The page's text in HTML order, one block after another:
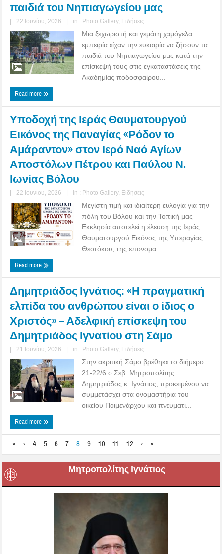
παιδιά του Νηπιαγωγείου μας
| 22 Ιουνίου, 2026 | in : Photo Gallery, Ειδήσεις
Μια ξεχωριστή και γεμάτη χαμόγελα
εμπειρία είχαν την ευκαιρία να ζήσουν τα
παιδιά του Νηπιαγωγείου μας κατά την
επίσκεψή τους στις εγκαταστάσεις της
Ακαδημίας ποδοσφαίρου...
Read more
Υποδοχή της Ιεράς Θαυματουργού
Εικόνος της Παναγίας «Ρόδον το
Αμάραντον» στον Ιερό Ναό Αγίων
Αποστόλων Πέτρου και Παύλου Ν.
Ιωνίας Βόλου
| 22 Ιουνίου, 2026 | in : Photo Gallery, Ειδήσεις
Μεγίστη τιμή και ιδιαίτερη ευλογία για την
πόλη του Βόλου και την Τοπική μας
Εκκλησία αποτελεί η έλευση της Ιεράς
Θαυματουργού Εικόνος της Υπεραγίας
Θεοτόκου, της επονομα...
Read more
Δημητριάδος Ιγνάτιος: «Η πραγματική
ελπίδα του ανθρώπου είναι ο ίδιος ο
Χριστός» – Αδελφική επίσκεψη του
Δημητριάδος Ιγνατίου στη Σάμο
| 21 Ιουνίου, 2026 | in : Photo Gallery, Ειδήσεις
Στην ακριτική Σάμο βρέθηκε το διήμερο
21-22/6 ο Σεβ. Μητροπολίτης
Δημητριάδος κ. Ιγνάτιος, προκειμένου να
συμμετάσχει στα ονομαστήρια του
οικείου Ποιμενάρχου και πνευματι...
Read more
« ‹ 4 5 6 7 8 9 10 11 12 › »
Μητροπολίτης Ιγνάτιος